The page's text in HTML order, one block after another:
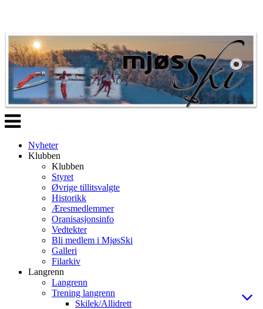
Veksle
navigasjon
Nyheter
Klubben
Klubben
Styret
Øvrige tillitsvalgte
Historikk
Æresmedlemmer
Oranisasjonsinfo
Vedtekter
Bli medlem i MjøsSki
Galleri
Filarkiv
Langrenn
Langrenn
Trening langrenn
Skilek/Allidrett